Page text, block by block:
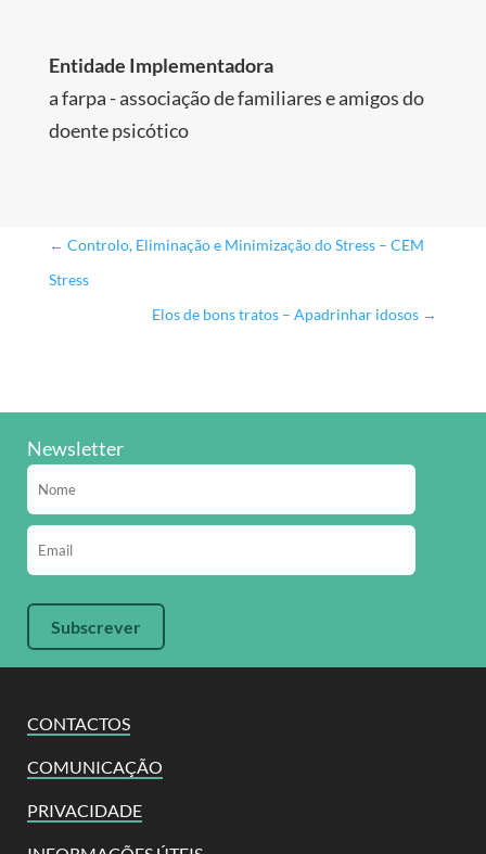
Entidade Implementadora
a farpa - associação de familiares e amigos do
doente psicótico
← Controlo, Eliminação e Minimização do Stress – CEM
Stress
Elos de bons tratos – Apadrinhar idosos →
CONTACTOS
COMUNICAÇÃO
PRIVACIDADE
Newsletter